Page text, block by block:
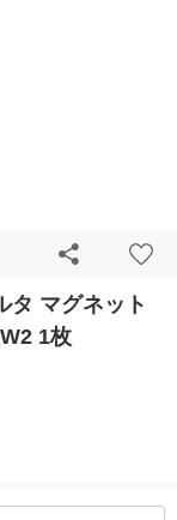
タ マグネット
1枚